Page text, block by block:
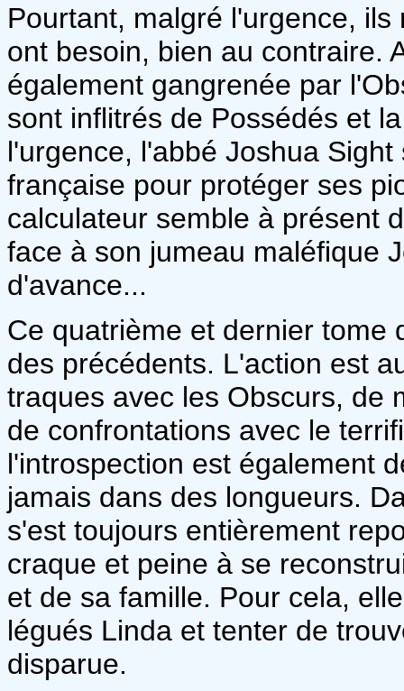
Pourtant, malgré l'urgence,
ont besoin, bien au contraire.
également gangrenée par
sont inflitrés de Possédés et
l'urgence, l'abbé Joshua
française pour protéger ses
calculateur semble à présent
face à son jumeau maléfique
d'avance...
Ce quatrième et dernier tome
des précédents. L'action est
traques avec les Obscurs, de
de confrontations avec le
l'introspection est également
jamais dans des longueurs.
s'est toujours entièrement
craque et peine à se
et de sa famille. Pour cela,
légués Linda et tenter de
disparue.